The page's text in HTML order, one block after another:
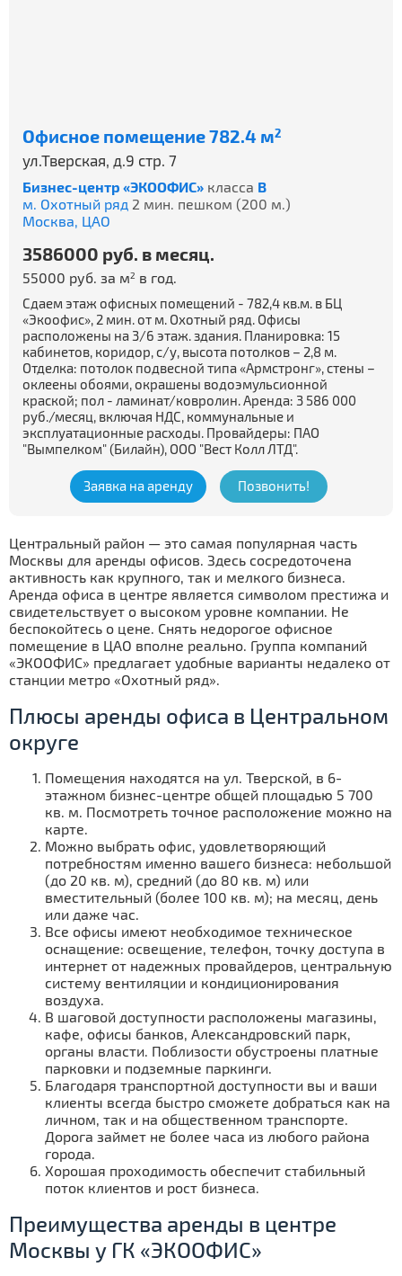
Офисное помещение 782.4 м2
ул.Тверская, д.9 стр. 7
Бизнес-центр «ЭКООФИС» класса B
м. Охотный ряд 2 мин. пешком (200 м.)
Москва, ЦАО
3586000 руб. в месяц.
55000 руб. за м2 в год.
Сдаем этаж офисных помещений - 782,4 кв.м. в БЦ
«Экоофис», 2 мин. от м. Охотный ряд. Офисы
расположены на 3/6 этаж. здания. Планировка: 15
кабинетов, коридор, с/у, высота потолков – 2,8 м.
Отделка: потолок подвесной типа «Армстронг», стены –
оклеены обоями, окрашены водоэмульсионной
краской; пол - ламинат/ковролин. Аренда: 3 586 000
руб./месяц, включая НДС, коммунальные и
эксплуатационные расходы. Провайдеры: ПАО
"Вымпелком" (Билайн), ООО "Вест Колл ЛТД".
Заявка на аренду Позвонить!
Центральный район — это самая популярная часть
Москвы для аренды офисов. Здесь сосредоточена
активность как крупного, так и мелкого бизнеса.
Аренда офиса в центре является символом престижа и
свидетельствует о высоком уровне компании. Не
беспокойтесь о цене. Снять недорогое офисное
помещение в ЦАО вполне реально. Группа компаний
«ЭКООФИС» предлагает удобные варианты недалеко от
станции метро «Охотный ряд».
Плюсы аренды офиса в Центральном
округе
Помещения находятся на ул. Тверской, в 6-
этажном бизнес-центре общей площадью 5 700
кв. м. Посмотреть точное расположение можно на
карте.
Можно выбрать офис, удовлетворяющий
потребностям именно вашего бизнеса: небольшой
(до 20 кв. м), средний (до 80 кв. м) или
вместительный (более 100 кв. м); на месяц, день
или даже час.
Все офисы имеют необходимое техническое
оснащение: освещение, телефон, точку доступа в
интернет от надежных провайдеров, центральную
систему вентиляции и кондиционирования
воздуха.
В шаговой доступности расположены магазины,
кафе, офисы банков, Александровский парк,
органы власти. Поблизости обустроены платные
парковки и подземные паркинги.
Благодаря транспортной доступности вы и ваши
клиенты всегда быстро сможете добраться как на
личном, так и на общественном транспорте.
Дорога займет не более часа из любого района
города.
Хорошая проходимость обеспечит стабильный
поток клиентов и рост бизнеса.
Преимущества аренды в центре
Москвы у ГК «ЭКООФИС»